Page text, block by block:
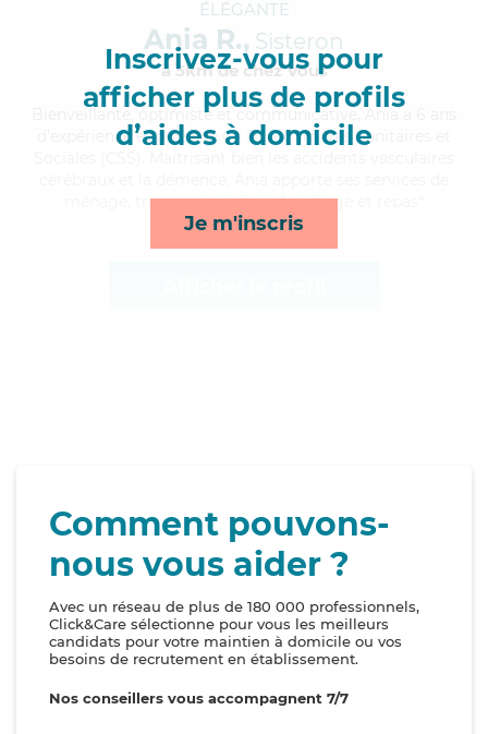
Inscrivez-vous pour
afficher plus de profils
d’aides à domicile
Je m'inscris
ÉLÉGANTE
Ania R., Sisteron
à 5km de chez Vous
, optimiste et communicative, Ania a 6 ans
d'expérience et possède un BEP Carrières Sanitaires et
ménage, transports, toilette/habillage et repas*
Comment pouvons-
nous vous aider ?
Avec un réseau de plus de 180 000 professionnels,
Click&Care sélectionne pour vous les meilleurs
candidats pour votre maintien à domicile ou vos
besoins de recrutement en établissement.
Nos conseillers vous accompagnent 7/7